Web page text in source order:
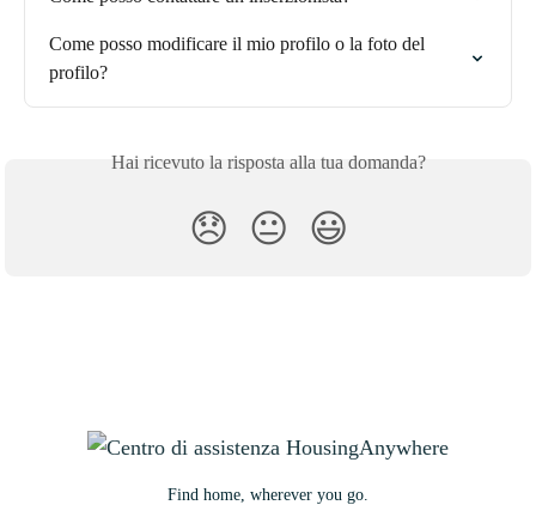
Come posso modificare il mio profilo o la foto del
profilo?
Hai ricevuto la risposta alla tua domanda?
😞 😐 😃
Find home, wherever you go.